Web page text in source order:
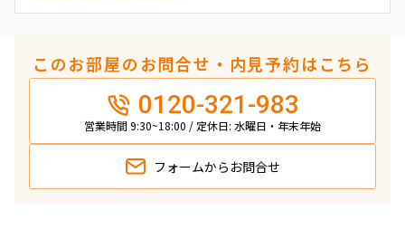
このお部屋のお問合せ・内見予約はこちら
0120-321-983
営業時間 9:30~18:00 / 定休日: 水曜日・年末年始
フォームから お問合せ